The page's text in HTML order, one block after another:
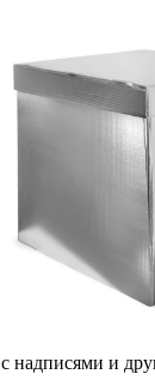
с надписями и